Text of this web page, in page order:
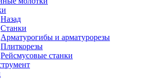
Назад
Станки
Арматурогибы и арматурорезы
Плиткорезы
Рейсмусовые станки